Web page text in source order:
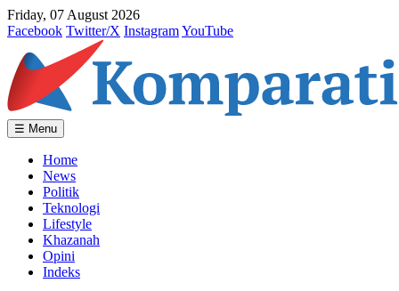
Friday, 07 August 2026
Facebook Twitter/X InstagramYouTube
☰ Menu
Home
News
Politik
Teknologi
Lifestyle
Khazanah
Opini
Indeks